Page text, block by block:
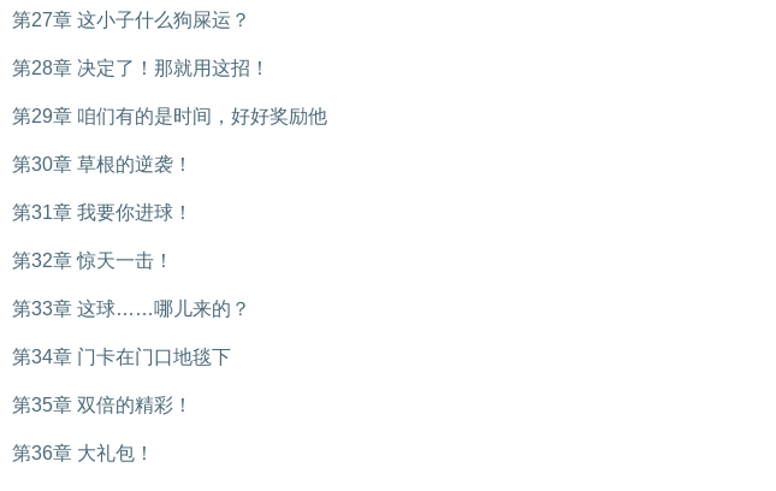
第27章 这小子什么狗屎运？
第28章 决定了！那就用这招！
第29章 咱们有的是时间，好好奖励他
第30章 草根的逆袭！
第31章 我要你进球！
第32章 惊天一击！
第33章 这球……哪儿来的？
第34章 门卡在门口地毯下
第35章 双倍的精彩！
第36章 大礼包！